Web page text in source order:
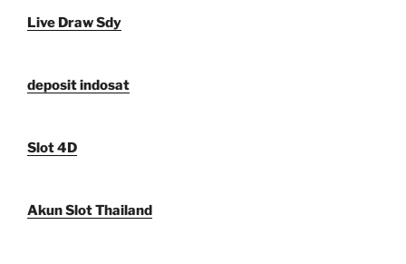
Live Draw Sdy
deposit indosat
Slot 4D
Akun Slot Thailand